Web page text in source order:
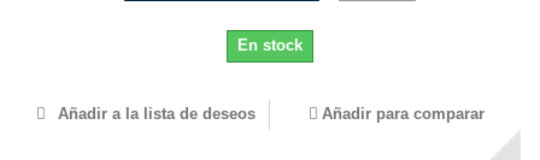
En stock
Añadir a la lista de deseos Añadir para comparar